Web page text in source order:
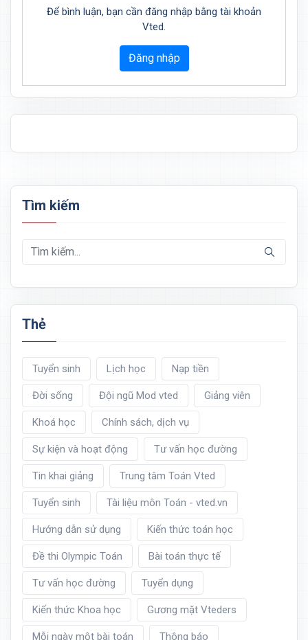
Để bình luận, bạn cần đăng nhập bằng tài khoản
Vted.
Đăng nhập
Tìm kiếm
Thẻ
Tuyển sinh Lịch học Nạp tiền
Đời sống Đội ngũ Mod vted Giảng viên
Khoá học Chính sách, dịch vụ
Sự kiện và hoạt động Tư vấn học đường
Tin khai giảng Trung tâm Toán Vted
Tuyển sinh Tài liệu môn Toán - vted.vn
Hướng dẫn sử dụng Kiến thức toán học
Đề thi Olympic Toán Bài toán thực tế
Tư vấn học đường Tuyển dụng
Kiến thức Khoa học Gương mặt Vteders
Mỗi ngày một bài toán Thông báo